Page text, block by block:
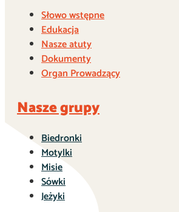
Słowo wstępne
Edukacja
Nasze atuty
Dokumenty
Organ Prowadzący
Nasze grupy
Biedronki
Motylki
Misie
Sówki
Jeżyki